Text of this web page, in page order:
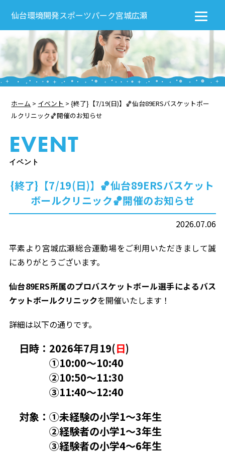
ホーム > イベント >{終了}【7/19(日)】🏀仙台89ERSバスケットボー
ルクリニック🏀開催のお知らせ
EVENT
イベント
{終了}【7/19(日)】🏀仙台89ERSバスケット
ボールクリニック🏀開催のお知らせ
2026.07.06
平素より宮城広瀬総合運動場をご利用いただきまして誠
にありがとうございます。
仙台89ERS所属のプロバスケットボール選手によるバス
ケットボールクリニックを開催いたします！
詳細は以下の通りです。
日時：2026年7月19(日)
①10:00～10:40
②10:50～11:30
③11:40～12:40
対象：①未経験の小学1～3年生
②経験者の小学1～3年生
③経験者の小学4～6年生
仙台環境開発スポーツパーク宮城広瀬